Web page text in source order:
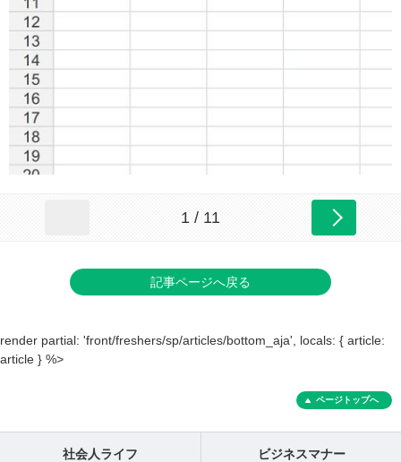
1 / 11
記事ページへ戻る
render partial: 'front/freshers/sp/articles/bottom_aja', locals: { article:
article } %>
ページトップへ
社会人ライフ ビジネスマナー